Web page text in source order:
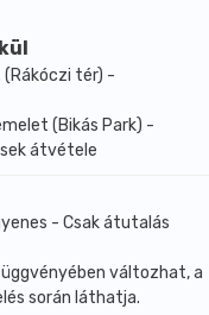
a:
gazdag
azonnali, kellemes
alsó végtagok
(Rákóczi tér) -
(Bikás Park) -
átvétele
- Csak átutalás
változhat, a
során láthatja.